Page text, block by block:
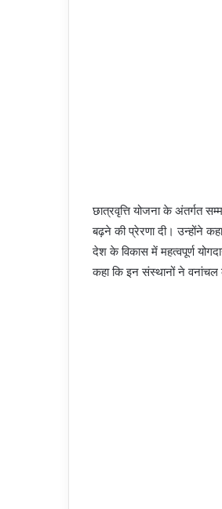
छात्रवृत्ति योजना के अंतर्गत
बढ़ने की प्रेरणा दी। उन्होंने
देश के विकास में महत्वपूर्ण
कहा कि इन संस्थानों ने वनांचल